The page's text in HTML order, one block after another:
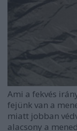
Ami a fekvés
fejünk van a
miatt jobban
alacsony a